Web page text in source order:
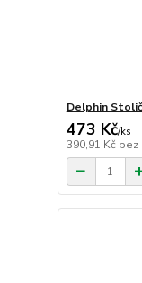
Delphin
473 Kč/ks
390,91 Kč bez